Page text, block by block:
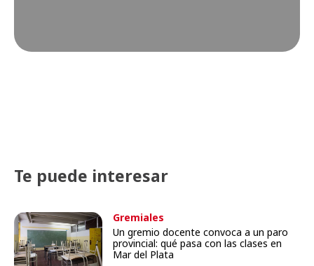
Te puede interesar
Gremiales
Un gremio docente convoca a un paro
provincial: qué pasa con las clases en
Mar del Plata